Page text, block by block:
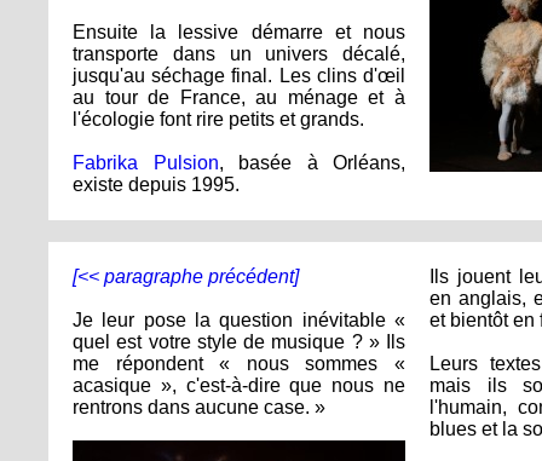
Ensuite la lessive démarre et nous
transporte dans un univers décalé,
jusqu'au séchage final. Les clins d'œil
au tour de France, au ménage et à
l'écologie font rire petits et grands.
Fabrika Pulsion, basée à Orléans,
existe depuis 1995.
[<< paragraphe précédent]
Je leur pose la question inévitable «
quel est votre style de musique ? » Ils
me répondent « nous sommes «
acasique », c'est-à-dire que nous ne
rentrons dans aucune case. »
Ils jouent
en anglais,
et bientôt en
Leurs
mais ils
l'humain,
blues et la